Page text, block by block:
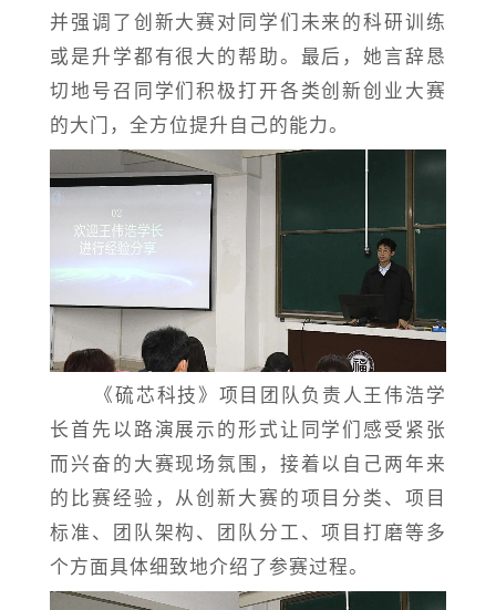
并强调了创新大赛对同学们未来的科研训练
或是升学都有很大的帮助。最后，她言辞恳
切地号召同学们积极打开各类创新创业大赛
的大门，全方位提升自己的能力。
《硫芯科技》项目团队负责人王伟浩学
长首先以路演展示的形式让同学们感受紧张
而兴奋的大赛现场氛围，接着以自己两年来
的比赛经验，从创新大赛的项目分类、项目
标准、团队架构、团队分工、项目打磨等多
个方面具体细致地介绍了参赛过程。